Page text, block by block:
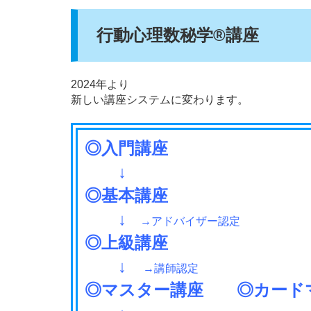
行動心理数秘学®講座
2024年より
新しい講座システムに変わります。
◎入門講座
↓
◎基本講座
↓
→アドバイザー認定
◎上級講座
↓
→講師認定
◎マスター講座 ◎カード